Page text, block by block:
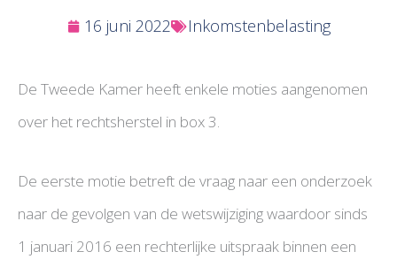
16 juni 2022 Inkomstenbelasting
De Tweede Kamer heeft enkele moties aangenomen
over het rechtsherstel in box 3.
De eerste motie betreft de vraag naar een onderzoek
naar de gevolgen van de wetswijziging waardoor sinds
1 januari 2016 een rechterlijke uitspraak binnen een